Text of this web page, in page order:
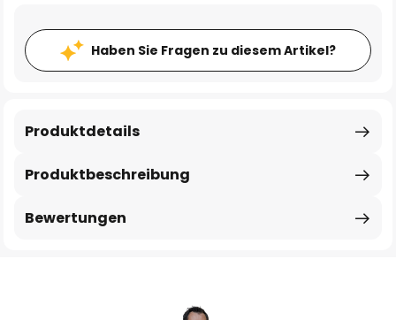
Haben Sie Fragen zu diesem Artikel?
Produktbeschreibung
Produktdetails
Bewertungen